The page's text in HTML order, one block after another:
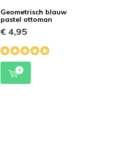
Geometrisch blauw
pastel ottoman
€ 4,95